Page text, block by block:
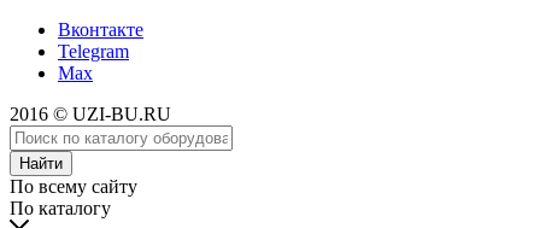
Вконтакте
Telegram
Max
2016 © UZI-BU.RU
Найти
По всему сайту
По каталогу